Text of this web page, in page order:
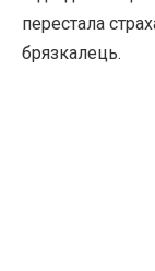
перестала
брязкалець.